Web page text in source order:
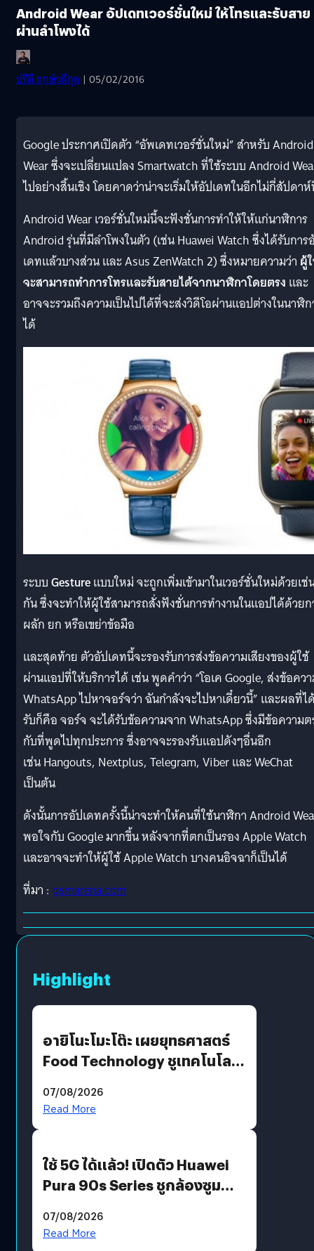
Android Wear อัปเดทเวอร์ชั่นใหม่ ให้โทรและรับสาย
ผ่านลำโพงได้
ปรีดี ฤกษ์วลีกุล | 05/02/2016
Google ประกาศเปิดตัว “อัพเดทเวอร์ชั่นใหม่” สำหรับ Android
Wear ซึ่งจะเปลี่ยนแปลง Smartwatch ที่ใช้ระบบ Android
ไปอย่างสิ้นเชิง โดยคาดว่าน่าจะเริ่มให้อัปเดทในอีกไม่กี่สัปดา
Android Wear เวอร์ชั่นใหม่นี้จะฟังชั่นการทำให้ให้แก่นาฬิการ
Android รุ่นที่มีลำโพงในตัว (เช่น Huawei Watch ซึ่งได้รับการ
เดทแล้วบางส่วน และ Asus ZenWatch 2) ซึ่งหมายความว่า ผู้
จะสามารถทำการโทรและรับสายได้จากนาฬิกาโดยตรง และ
อาจจะรวมถึงความเป็นไปได้ที่จะส่งวิดีโอผ่านแอปต่างในนาฬิ
ได้
ระบบGestureแบบใหม่ จะถูกเพิ่มเข้ามาในเวอร์ชั่นใหม่ด้วยเช่
กัน ซึ่งจะทำให้ผู้ใช้สามารถสั่งฟังชั่นการทำงานในแอปได้ด้วยก
ผลัก ยก หรือเขย่าข้อมือ
และสุดท้าย ตัวอัปเดทนี้จะรองรับการส่งข้อความเสียงของผู้ใช้
ผ่านแอปที่ให้บริการได้ เช่น พูดคำว่า “โอเค Google, ส่งข้อคว
WhatsApp ไปหาจอร์จว่า ฉันกำลังจะไปหาเดี๋ยวนี้” และผลที่ไ
รับก็คือ จอร์จ จะได้รับข้อความจาก WhatsApp ซึ่งมีข้อความต
กับที่พูดไปทุกประการ ซึ่งอาจจะรองรับแอปดังๆอื่นอีก
เช่น Hangouts, Nextplus, Telegram, Viber และ WeChat
เป็นต้น
ดังนั้นการอัปเดทครั้งนี้น่าจะทำให้คนที่ใช้นาฬิกา Android
พอใจกับ Google มากขึ้น หลังจากที่ตกเป็นรอง Apple Watch
และอาจจะทำให้ผู้ใช้ Apple Watch บางคนอิจฉาก็เป็นได้
ที่มา : gsmarena.com
Highlight
อายิโนะโมะโต๊ะ เผยยุทธศาสตร์
Food Technology ชูเทคโนโลยี
บริโภคและ B2B
07/08/2026
Read More
ใช้ 5G ได้แล้ว! เปิดตัว Huawei
Pura 90s Series ชูกล้องซูม
07/08/2026
Read More